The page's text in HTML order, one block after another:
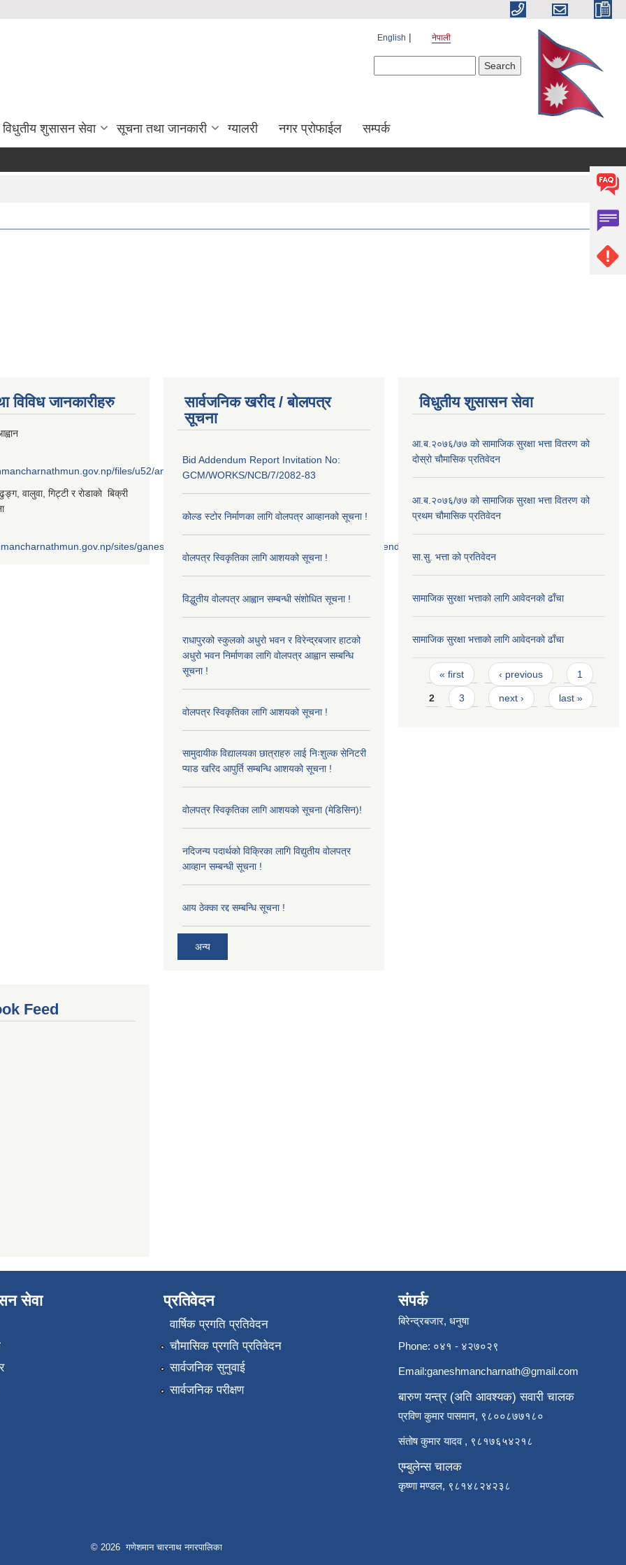
English नेपाली
विधुतीय शुसासन सेवा सूचना तथा जानकारी ग्यालरी नगर प्रोफाईल सम्पर्क
विविध जानकारीहरु
files/u52/anil%20%281%29_0.png
वालुवा, गिट्टी र राेडाकाे बिक्री
sites/ganeshmancharnathmun.gov.np/files/u52/scanned%20tender.jpg
सार्वजनिक खरीद / बोलपत्र
सूचना
Bid Addendum Report Invitation No:
GCM/WORKS/NCB/7/2082-83
कोल्ड स्टोर निर्माणका लागि वोलपत्र आव्हानको सूचना !
वोलपत्र स्विकृतिका लागि आशयको सूचना !
विद्धुतीय वोलपत्र आह्वान सम्बन्धी संशोधित सूचना !
राधापुरको स्कुलको अधुरो भवन र विरेन्द्रबजार हाटको
अधुरो भवन निर्माणका लागि वोलपत्र आह्वान सम्बन्धि
सूचना !
वोलपत्र स्विकृतिका लागि आशयको सूचना !
सामुदायीक विद्यालयका छात्राहरु लाई निःशुल्क सेनिटरी
प्याड खरिद आपुर्ति सम्बन्धि आशयको सूचना !
वोलपत्र स्विकृतिका लागि आशयको सूचना (मेडिसिन)!
नदिजन्य पदार्थको विक्रिका लागि विद्युतीय वोलपत्र
आव्हान सम्बन्धी सूचना !
आय ठेक्का रद्द सम्बन्धि सूचना !
अन्य
विधुतीय शुसासन सेवा
आ.ब.२०७६/७७ को सामाजिक सुरक्षा भत्ता वितरण को
दोस्रो चौमासिक प्रतिवेदन
आ.ब.२०७६/७७ को सामाजिक सुरक्षा भत्ता वितरण को
प्रथम चौमासिक प्रतिवेदन
सा.सु. भत्ता को प्रतिवेदन
सामाजिक सुरक्षा भत्ताको लागि आवेदनको ढाँचा
सामाजिक सुरक्षा भत्ताको लागि आवेदनको ढाँचा
Pages
« first ‹ previous 1
2 3 next › last »
Feed
सेवा प्रतिवेदन
वार्षिक प्रगति प्रतिवेदन
चौमासिक प्रगति प्रतिवेदन
सार्वजनिक सुनुवाई
सार्वजनिक परीक्षण
संपर्क
बिरेन्द्रबजार, धनुषा
Phone: ०४१ - ४२७०२९
Email:ganeshmancharnath@gmail.com
बारुण यन्त्र (अति आवश्यक) सवारी चालक
प्रविण कुमार पासमान, ९८००८७७१८०
संतोष कुमार यादव , ९८१७६५४२१८
एम्बुलेन्स चालक
कृष्णा मण्डल, ९८१४८२४२३८
© 2026 गणेशमान चारनाथ नगरपालिका